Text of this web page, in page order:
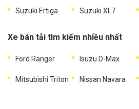
Suzuki Ertiga Suzuki XL7
Xe bán tải tìm kiếm nhiều nhất
Ford Ranger Isuzu D-Max
Mitsubishi Triton Nissan Navara